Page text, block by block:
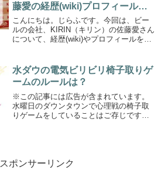
藤愛の経歴(wiki)プロフィールに
ついて調査！
こんにちは。じらふです。今回は、ビー
ルの会社、KIRIN（キリン）の佐藤愛さん
について、経歴(wiki)やプロフィールを調
が開発・販売する、健康補助食器の減塩
スプ...
水ダウの電気ビリビリ椅子取りゲ
ームのルールは？
※この記事には広告が含まれています。
水曜日のダウンタウンで心理戦の椅子取
りゲームをしていることはご存じです
スポンサーリンク